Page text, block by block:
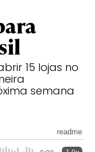
15 lojas no
semana
readme